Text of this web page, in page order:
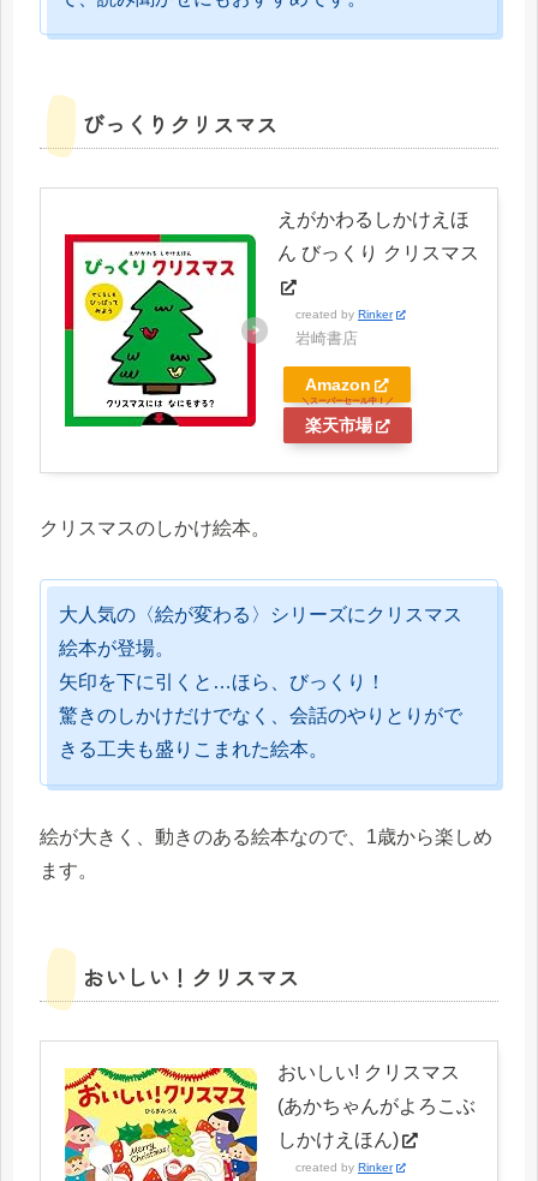
びっくりクリスマス
えがかわるしかけえほ
ん びっくり クリスマス
created by Rinker
岩崎書店
Amazon
楽天市場
クリスマスのしかけ絵本。
大人気の〈絵が変わる〉シリーズにクリスマス
絵本が登場。
矢印を下に引くと…ほら、びっくり！
驚きのしかけだけでなく、会話のやりとりがで
きる工夫も盛りこまれた絵本。
絵が大きく、動きのある絵本なので、1歳から楽しめ
ます。
おいしい！クリスマス
おいしい! クリスマス
(あかちゃんがよろこぶ
しかけえほん)
created by Rinker